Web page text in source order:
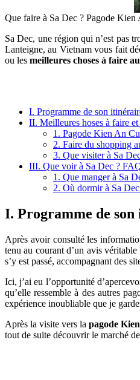
Que faire à Sa Dec ? Pagode Kien
Sa Dec, une région qui n’est pas
Lanteigne, au Vietnam vous fait
ou les meilleures choses à faire
I. Programme de son
II. Meilleures hoses à faire
1. Pagode Kien An
2. Faire du shopping
3. Que visiter à Sa
III. Que voir à Sa Dec ?
1. Que manger à Sa
2. Où dormir à Sa
I. Programme de
Après avoir consulté les
tenu au courant d’un avis
s’y est passé, accompagnant des
Ici, j’ai eu l’opportunité
qu’elle ressemble à des autres
expérience inoubliable que je
Après la visite vers la pagode
tout de suite découvrir le marché